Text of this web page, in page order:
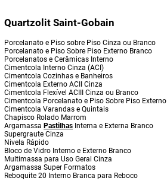
Quartzolit Saint-Gobain
Porcelanato e Piso sobre Piso Cinza ou Branco
Porcelanato e Piso Sobre Piso Externo Branco
Porcelanatos e Cerâmicas Interno
Cimentcola Interno Cinza (ACI)
Cimentcola Cozinhas e Banheiros
Cimentcola Externo ACII Cinza
Cimentcola Flexível ACIII Cinza ou Branco
Cimentcola Porcelanato e Piso Sobre Piso Externo
Cimentcola Varandas e Quintais
Chapisco Rolado Marrom
Argamassa Pastilhas Interna e Externa Branco
Supergraute Cinza
Nivela Rápido
Bloco de Vidro Interno e Externo Branco
Multimassa para Uso Geral Cinza
Argamassa Super Formatos
Reboquite 20 Interno Branca para Reboco